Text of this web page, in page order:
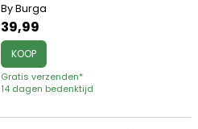
By Burga
39,99
KOOP
Gratis verzenden*
14 dagen bedenktijd